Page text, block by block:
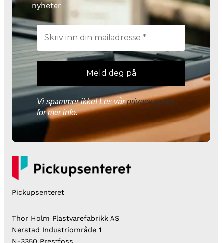
nyheter
Vi spammer ikke! Les vårprivacy policy
for mer info.
Pickupsenteret
Thor Holm Plastvarefabrikk AS
Nerstad Industriområde 1
N-3350 Prestfoss